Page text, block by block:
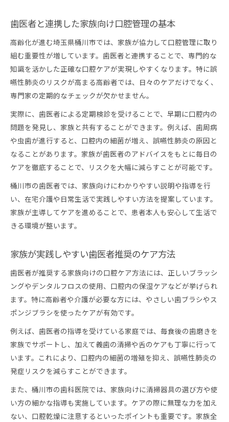
歯医者と連携した家族向け口腔管理の基本
高齢化が進む埼玉県桶川市では、家族が協力して口腔管理に取り
組む重要性が増しています。歯医者と連携することで、専門的な
知識を活かした正確な口腔ケアが実現しやすくなります。特に誤
嚥性肺炎のリスクが高まる高齢者では、日々のケアだけでなく、
専門家の定期的なチェックが欠かせません。
実際に、歯医者による定期検診を受けることで、早期に口腔内の
問題を発見し、家族と共有することができます。例えば、歯周病
や虫歯が進行すると、口腔内の細菌が増え、誤嚥性肺炎の原因と
なることがあります。家族が歯医者のアドバイスをもとに毎日の
ケアを徹底することで、リスクを大幅に減らすことが可能です。
桶川市の歯医者では、家族向けにわかりやすい説明や指導を行
い、在宅介護や日常生活で実践しやすい方法を提案しています。
家族が主導してケアを進めることで、患者本人も安心して生活で
きる環境が整います。
家族が実践しやすい歯医者推奨のケア方法
歯医者が推奨する家族向けの口腔ケア方法には、正しいブラッシ
ングやデンタルフロスの使用、口腔内の保湿ケアなどが挙げられ
ます。特に高齢者や介護が必要な方には、やさしい歯ブラシやス
ポンジブラシを使ったケアが有効です。
例えば、歯医者の指導を受けている家庭では、毎食後の歯磨きを
家族でサポートし、加えて義歯の清掃や舌のケアも丁寧に行って
います。これにより、口腔内の細菌の増殖を抑え、誤嚥性肺炎の
発症リスクを減らすことができます。
また、桶川市の歯科医院では、家族向けに清掃器具の選び方や使
い方の細かな指導も実施しています。ケアの際に無理な力を加え
ない、口腔乾燥に注意するといったポイントも重要です。家族全